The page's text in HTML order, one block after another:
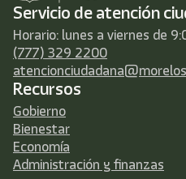
Servicio de atención
Horario: lunes a viernes de
(777) 329 2200
Recursos
Gobierno
Bienestar
Economía
Administración y finanzas